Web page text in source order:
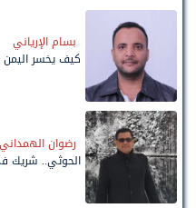
بسام الإرياني
كيف يخسر
رضوان الهمداني
الحوثي.. شريك